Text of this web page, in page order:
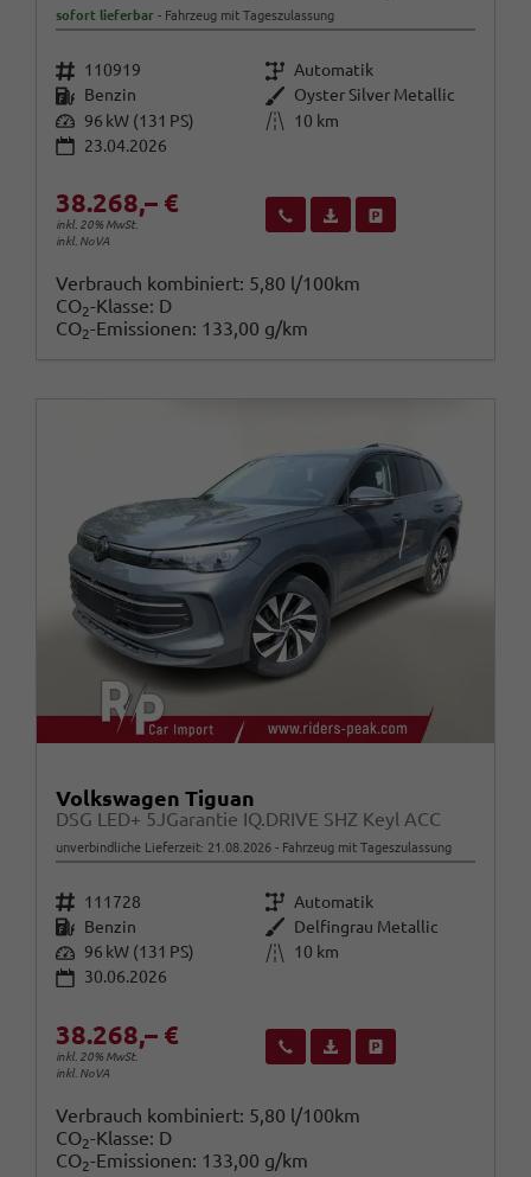
sofort lieferbar Fahrzeug mit Tageszulassung
Fahrzeugnr. 110919 Getriebe Automatik
Kraftstoff Benzin Außenfarbe Oyster Silver Metallic
Leistung 96 kW (131 PS) Kilometerstand
10 km
23.04.2026
38.268,– €
inkl. 20% MwSt.
inkl. NoVA
Wir rufen Sie anFahrzeugexposé (PDF)
Verbrauch kombiniert: 5,80 l/100km
CO2-Klasse: D
CO2-Emissionen: 133,00 g/km
Volkswagen Tiguan
DSG LED+ 5JGarantie IQ.DRIVE SHZ Keyl ACC
unverbindliche Lieferzeit: 21.08.2026 Fahrzeug mit Tageszulassung
Fahrzeugnr. 111728 Getriebe Automatik
Kraftstoff Benzin Außenfarbe
Delfingrau Metallic
Leistung 96 kW (131 PS) Kilometerstand
10 km
30.06.2026
38.268,– €
inkl. 20% MwSt.
inkl. NoVA
Wir rufen Sie anFahrzeugexposé (PDF)
Verbrauch kombiniert: 5,80 l/100km
CO2-Klasse: D
CO2-Emissionen: 133,00 g/km